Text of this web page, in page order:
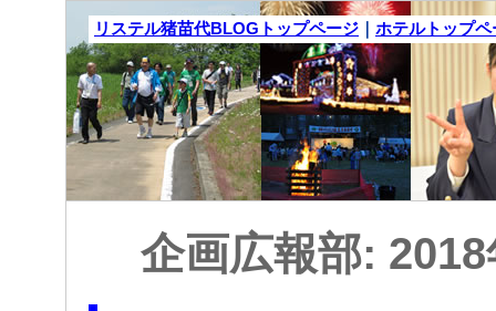
リステル猪苗代BLOGトップページ ｜ ホテルトップペ
企画広報部: